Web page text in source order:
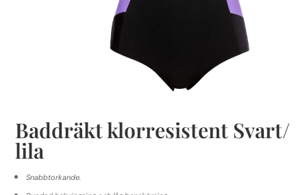
Baddräkt klorresistent Svart/
lila
Snabbtorkande.